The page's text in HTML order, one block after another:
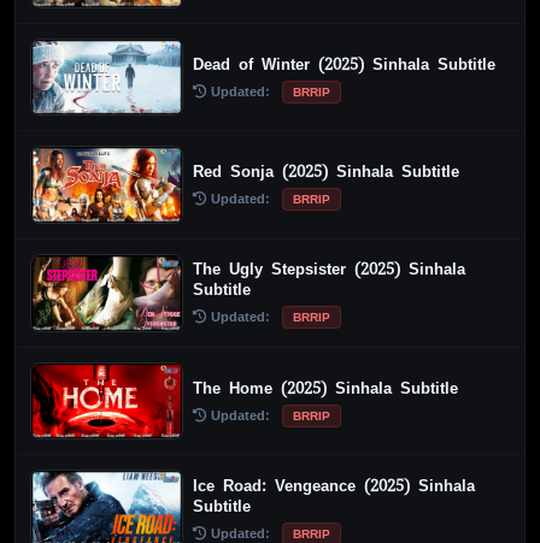
Dead of Winter (2025) Sinhala Subtitle
Updated: BRRIP
Red Sonja (2025) Sinhala Subtitle
Updated: BRRIP
The Ugly Stepsister (2025) Sinhala
Subtitle
Updated: BRRIP
The Home (2025) Sinhala Subtitle
Updated: BRRIP
Ice Road: Vengeance (2025) Sinhala
Subtitle
Updated: BRRIP